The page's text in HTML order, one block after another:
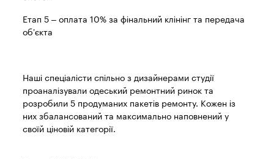
Етап 5 – оплата 10% за фінальний клінінг та передача
об’єкта
Наші спеціалісти спільно з дизайнерами студії
проаналізували одеський ремонтний ринок та
розробили 5 продуманих пакетів ремонту. Кожен із
них збалансований та максимально наповнений у
своїй ціновій категорії.